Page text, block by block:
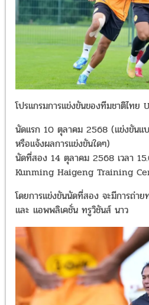
โปรแกรมการแข่งขันของทีมชาติไท
นัดแรก 10 ตุลาคม 2568 (แข่งขันแ
หรือแจ้งผลการแข่งขันใดๆ)
นัดที่สอง 14 ตุลาคม 2568 เวลา
Kunming Haigeng Training
โดยการแข่งขันนัดที่สอง จะมีการถ่
และ แอพพลิเคชั่น ทรูวิชันส์ นาว